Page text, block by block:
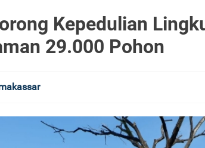
Kepedulian
29.000 Pohon